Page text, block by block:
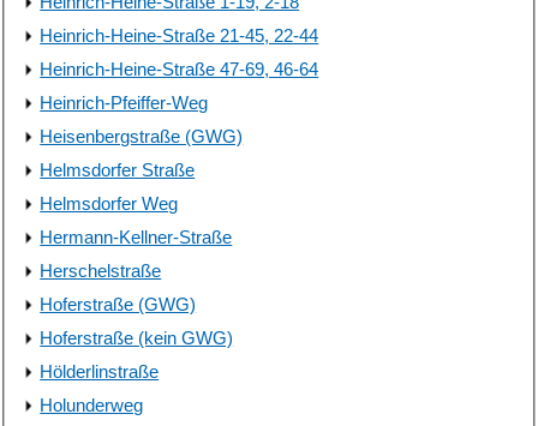
Heinrich-Heine-Straße 21-45, 22-44
Heinrich-Heine-Straße 47-69, 46-64
Heinrich-Pfeiffer-Weg
Heisenbergstraße (GWG)
Helmsdorfer Straße
Helmsdorfer Weg
Hermann-Kellner-Straße
Herschelstraße
Hoferstraße (GWG)
Hoferstraße (kein GWG)
Hölderlinstraße
Holunderweg